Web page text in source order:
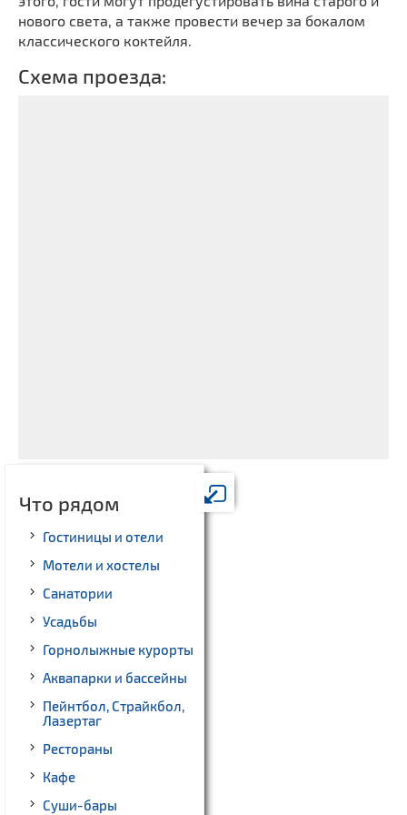
нового света, а также провести вечер за бокалом
классического коктейля.
Схема проезда:
Что рядом
Гостиницы и отели
Мотели и хостелы
Санатории
Усадьбы
Горнолыжные курорты
Аквапарки и бассейны
Пейнтбол, Страйкбол,
Лазертаг
Рестораны
Кафе
Суши-бары